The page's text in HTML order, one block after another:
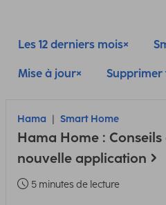
Les 12 derniers mois
Mise à jour Supprimer
Hama Smart Home
Hama Home :
nouvelle application
5 minutes de lecture